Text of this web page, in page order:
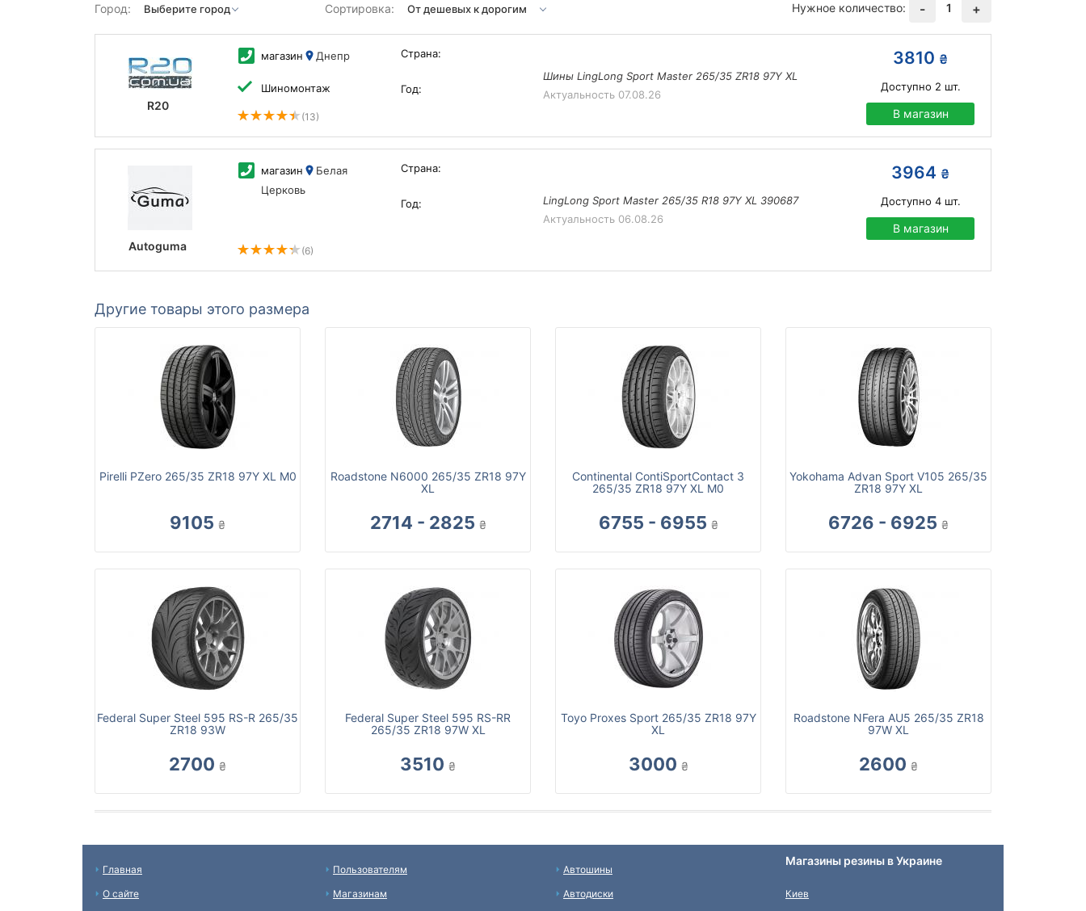
Город: Сортировка: Нужное количество: - 1 +
R20
магазин Днепр
Шиномонтаж
(13)
Страна:
Год:
Шины LingLong Sport Master 265/35 ZR18 97Y XL
Актуальность 07.08.26
3810 ₴
Доступно 2 шт.
В магазин
Autoguma
магазин
Белая
Церковь
(6)
Страна:
Год:
LingLong Sport Master 265/35 R18 97Y XL 390687
Актуальность 06.08.26
3964 ₴
Доступно 4шт.
В магазин
Другие товары этого размера
Pirelli PZero 265/35 ZR18 97Y XL M0
9105 ₴
Roadstone N6000 265/35 ZR18 97Y
XL
2714 - 2825 ₴
Continental ContiSportContact 3
265/35 ZR18 97Y XL M0
6755 - 6955 ₴
Yokohama Advan Sport V105 265/35
ZR18 97Y XL
6726 - 6925 ₴
Federal Super Steel 595 RS-R 265/35
ZR18 93W
2700 ₴
Federal Super Steel 595 RS-RR
265/35 ZR18 97W XL
3510 ₴
Toyo Proxes Sport 265/35 ZR18 97Y
XL
3000 ₴
Roadstone NFera AU5 265/35 ZR18
97W XL
2600 ₴
Главная
О сайте
Пользователям
Магазинам
Автошины
Автодиски
Магазины резины в Украине
Киев